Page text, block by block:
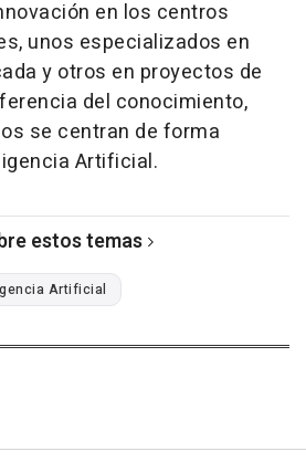
en los centros
unos especializados en
y otros en proyectos de
del conocimiento,
se centran de forma
Artificial.
estos temas
Artificial